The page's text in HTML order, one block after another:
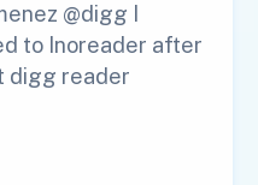
@digg I
to Inoreader after
digg reader